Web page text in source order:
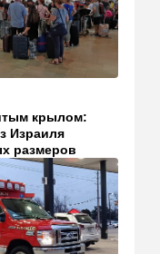
бреющийся
нарушить
из-за Гитлера,
ВИДЕО
Ормузского
ужесточает
крылом:
Израиля
размеров